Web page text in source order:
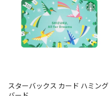
スターバックス カード ハミング